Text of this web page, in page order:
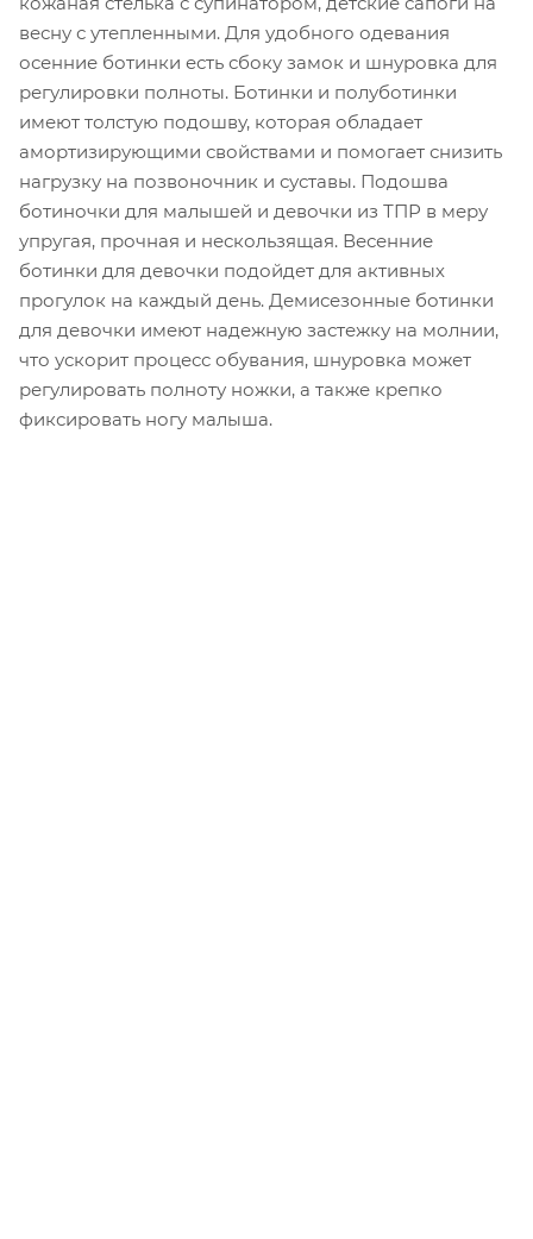
весну с утепленными. Для удобного одевания
осенние ботинки есть сбоку замок и шнуровка для
регулировки полноты. Ботинки и полуботинки
имеют толстую подошву, которая обладает
амортизирующими свойствами и помогает снизить
нагрузку на позвоночник и суставы. Подошва
ботиночки для малышей и девочки из ТПР в меру
упругая, прочная и нескользящая. Весенние
ботинки для девочки подойдет для активных
прогулок на каждый день. Демисезонные ботинки
для девочки имеют надежную застежку на молнии,
что ускорит процесс обувания, шнуровка может
регулировать полноту ножки, а также крепко
фиксировать ногу малыша.